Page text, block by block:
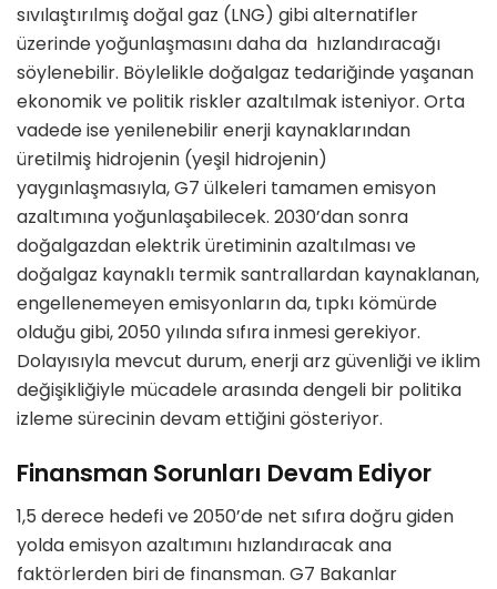
sıvılaştırılmış doğal gaz (LNG) gibi alternatifler
üzerinde yoğunlaşmasını daha da hızlandıracağı
söylenebilir. Böylelikle doğalgaz tedariğinde yaşanan
ekonomik ve politik riskler azaltılmak isteniyor. Orta
vadede ise yenilenebilir enerji kaynaklarından
üretilmiş hidrojenin (yeşil hidrojenin)
yaygınlaşmasıyla, G7 ülkeleri tamamen emisyon
azaltımına yoğunlaşabilecek. 2030’dan sonra
doğalgazdan elektrik üretiminin azaltılması ve
doğalgaz kaynaklı termik santrallardan kaynaklanan,
engellenemeyen emisyonların da, tıpkı kömürde
olduğu gibi, 2050 yılında sıfıra inmesi gerekiyor.
Dolayısıyla mevcut durum, enerji arz güvenliği ve iklim
değişikliğiyle mücadele arasında dengeli bir politika
izleme sürecinin devam ettiğini gösteriyor.
Finansman Sorunları Devam Ediyor
1,5 derece hedefi ve 2050’de net sıfıra doğru giden
yolda emisyon azaltımını hızlandıracak ana
faktörlerden biri de finansman. G7 Bakanlar